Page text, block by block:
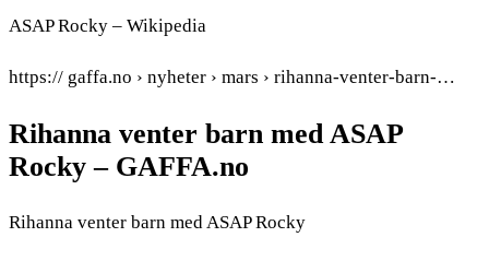
ASAP Rocky – Wikipedia
https:// gaffa.no › nyheter › mars › rihanna-venter-barn-…
Rihanna venter barn med ASAP
Rocky – GAFFA.no
Rihanna venter barn med ASAP Rocky